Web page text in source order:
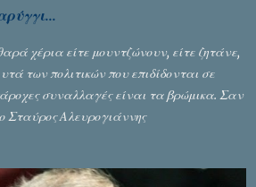
χέρια είτε μουντζώνουν, είτε ζητάνε,
των πολιτικών που επιδίδονται σε
συναλλαγές είναι τα βρώμικα. Σαν
Σταύρος Αλευρογιάννης